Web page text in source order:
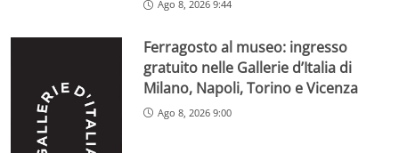
Ago 8, 2026 9:44
Ferragosto al museo: ingresso
gratuito nelle Gallerie d’Italia di
Milano, Napoli, Torino e Vicenza
Ago 8, 2026 9:00